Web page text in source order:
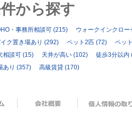
から探す
・事務所相談可 (215)
ウォークインクロー
ク置き場あり (292) ペット2匹 (72)
ペッ
相談可 (15) 天井が高い (102) 徒歩3分以内
あり (357) 高級賃貸 (170)